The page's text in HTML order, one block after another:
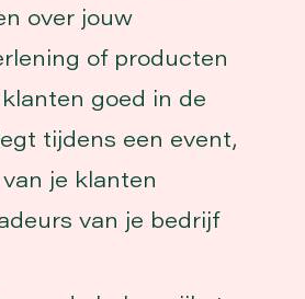
over jouw
of producten
goed in de
tijdens een event,
je klanten
van je bedrijf